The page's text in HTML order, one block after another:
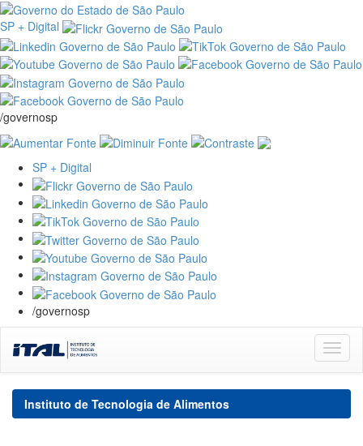
SP + Digital
/governosp
SP + Digital
/governosp
navigation
Instituto de Tecnologia de Alimentos